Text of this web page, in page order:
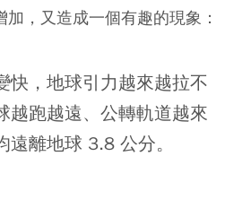
，又造成一個有趣的現象：
快，地球引力越來越拉不
越跑越遠、公轉軌道越來
遠離地球 3.8 公分。